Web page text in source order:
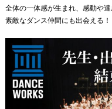
全体の一体感が生まれ、感動や
素敵なダンス仲間にも出会える！